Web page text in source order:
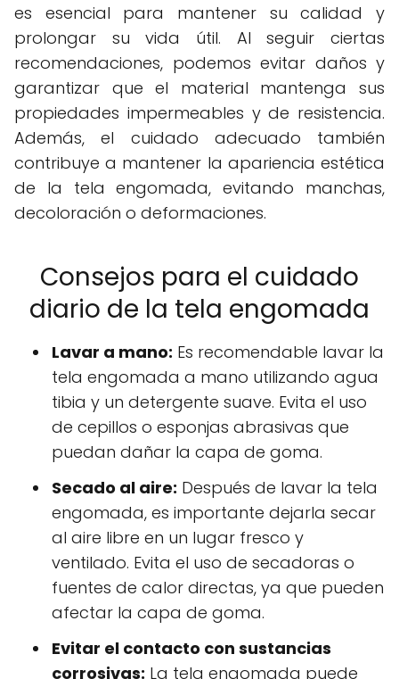
es esencial para mantener su calidad y
prolongar su vida útil. Al seguir ciertas
recomendaciones, podemos evitar daños y
garantizar que el material mantenga sus
propiedades impermeables y de resistencia.
Además, el cuidado adecuado también
contribuye a mantener la apariencia estética
de la tela engomada, evitando manchas,
decoloración o deformaciones.
Consejos para el cuidado
diario de la tela engomada
Lavar a mano: Es recomendable lavar la
tela engomada a mano utilizando agua
tibia y un detergente suave. Evita el uso
de cepillos o esponjas abrasivas que
puedan dañar la capa de goma.
Secado al aire: Después de lavar la tela
engomada, es importante dejarla secar
al aire libre en un lugar fresco y
ventilado. Evita el uso de secadoras o
fuentes de calor directas, ya que pueden
afectar la capa de goma.
Evitar el contacto con sustancias
corrosivas: La tela engomada puede